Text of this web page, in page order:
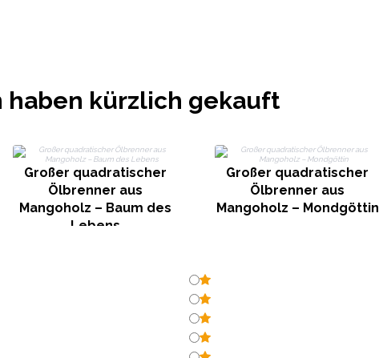
haben kürzlich gekauft
Großer quadratischer
Ölbrenner aus
Mangoholz – Baum des
Lebens
Großer quadratischer
Ölbrenner aus
Mangoholz – Mondgöttin